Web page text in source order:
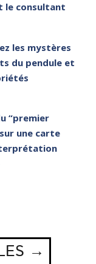
le consultant
les mystères
du pendule et
“premier
une carte
→